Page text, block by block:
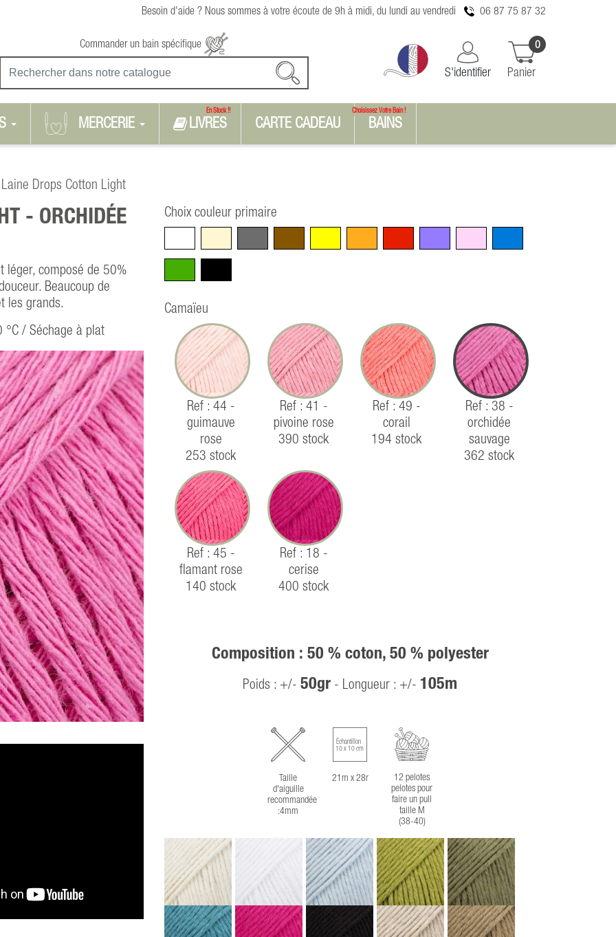
Besoin d'aide ? Nous sommes à votre écoute de 9h à midi, du lundi au vendredi 06 87 75 87 32
Commander un bain spécifique
S'identifier Panier
0
MERCERIE LIVRES
En Stock !!
CARTE CADEAU BAINS
Choisissez Votre Bain !
Laine Drops Cotton Light
- ORCHIDÉE
léger, composé de 50%
Beaucoup de
les grands.
°C / Séchage à plat
Choix couleur primaire
Camaïeu
Ref : 44 -
guimauve
rose
253 stock
Ref : 41 -
pivoine rose
390 stock
Ref : 49 -
corail
194 stock
Ref : 38 -
orchidée
sauvage
362 stock
Ref : 45 -
flamant rose
140 stock
Ref : 18 -
cerise
400 stock
Composition : 50 % coton, 50 % polyester
Poids : +/- 50gr - Longueur : +/- 105m
Taille
d'aiguille
recommandée
:4mm
Échantillon
10 x 10 cm
21m x 28r
12 pelotes
pelotes pour
faire un pull
taille M
(38-40)